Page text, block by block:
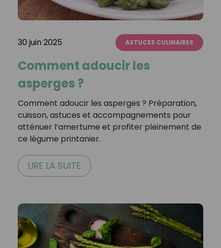
30 juin 2025 ASTUCES CULINAIRES
Comment adoucir les
asperges ?
Comment adoucir les asperges ? Préparation,
cuisson, astuces et accompagnements pour
atténuer l’amertume et profiter pleinement de
ce légume printanier.
LIRE LA SUITE